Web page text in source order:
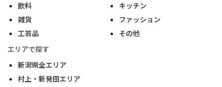
飲料
キッチン
雑貨
ファッション
工芸品
その他
エリアで探す
新潟県全エリア
村上・新発田エリア